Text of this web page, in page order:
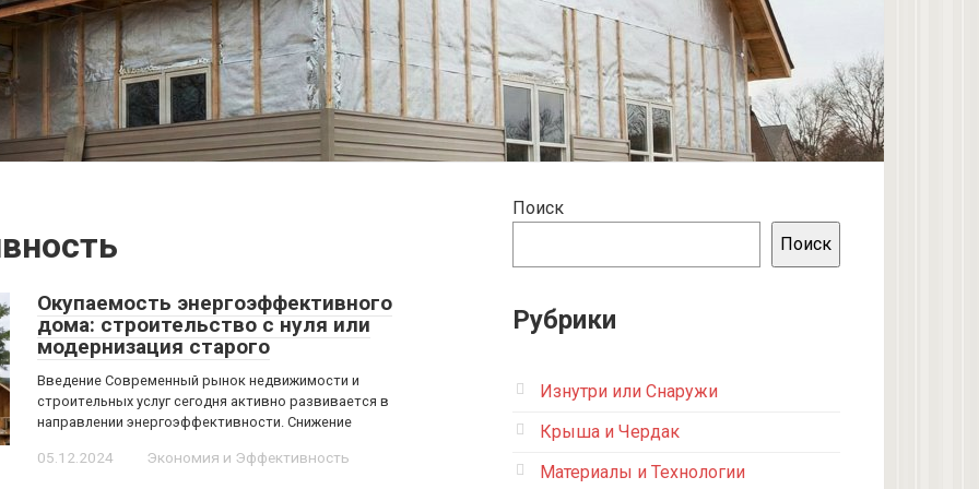
Окупаемость энергоэффективного
дома: строительство с нуля или
модернизация старого
Введение Современный рынок недвижимости и
строительных услуг сегодня активно развивается в
направлении энергоэффективности. Снижение
05.12.2024 Экономия и Эффективность
Поиск
Поиск
Рубрики
Изнутри или Снаружи
Крыша и Чердак
Материалы и Технологии